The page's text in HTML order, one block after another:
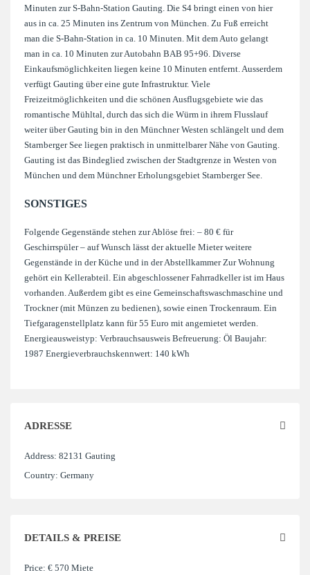
Minuten zur S-Bahn-Station Gauting. Die S4 bringt einen von hier
aus in ca. 25 Minuten ins Zentrum von München. Zu Fuß erreicht
man die S-Bahn-Station in ca. 10 Minuten. Mit dem Auto gelangt
man in ca. 10 Minuten zur Autobahn BAB 95+96. Diverse
Einkaufsmöglichkeiten liegen keine 10 Minuten entfernt. Ausserdem
verfügt Gauting über eine gute Infrastruktur. Viele
Freizeitmöglichkeiten und die schönen Ausflugsgebiete wie das
romantische Mühltal, durch das sich die Würm in ihrem Flusslauf
weiter über Gauting bin in den Münchner Westen schlängelt und dem
Starnberger See liegen praktisch in unmittelbarer Nähe von Gauting.
Gauting ist das Bindeglied zwischen der Stadtgrenze in Westen von
München und dem Münchner Erholungsgebiet Starnberger See.
SONSTIGES
Folgende Gegenstände stehen zur Ablöse frei: – 80 € für
Geschirrspüler – auf Wunsch lässt der aktuelle Mieter weitere
Gegenstände in der Küche und in der Abstellkammer Zur Wohnung
gehört ein Kellerabteil. Ein abgeschlossener Fahrradkeller ist im Haus
vorhanden. Außerdem gibt es eine Gemeinschaftswaschmaschine und
Trockner (mit Münzen zu bedienen), sowie einen Trockenraum. Ein
Tiefgaragenstellplatz kann für 55 Euro mit angemietet werden.
Energieausweistyp: Verbrauchsausweis Befreuerung: Öl Baujahr:
1987 Energieverbrauchskennwert: 140 kWh
ADRESSE
Address: 82131 Gauting
Country: Germany
DETAILS & PREISE
Price: € 570 Miete